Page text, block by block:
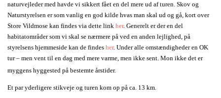
naturvejleder med havde vi sikkert fået en del mere ud af turen. Skov og
Naturstyrelsen er som vanlig en god kilde hvas man skal ud og gå, kort over
Store Vildmose kan findes via dette link her. Generelt er der en del
habitatområder som vi skal se nærmere på ved en anden lejlighed, på
styrelsens hjemmeside kan de findes her. Under alle omstændigheder en OK
tur – men vent til en dag med mere varme, men ikke sent. Mon ikke det er
myggens hyggested på bestemte årstider.
Et par yderligere stikveje og turen kom op på ca. 13 km.